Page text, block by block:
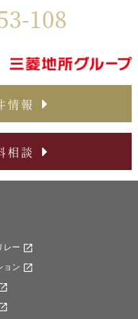
108
情報
相談
レー
ョン